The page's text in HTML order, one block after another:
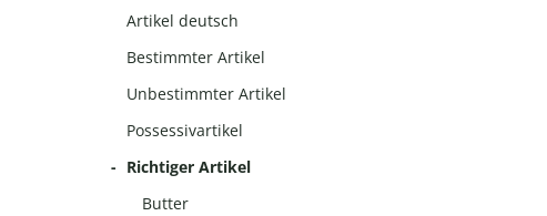
Artikel deutsch
Bestimmter Artikel
Unbestimmter Artikel
Possessivartikel
Richtiger Artikel
Butter